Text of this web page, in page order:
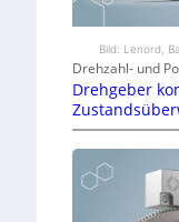
Bild: Lenord,
Drehzahl- und
Drehgeber